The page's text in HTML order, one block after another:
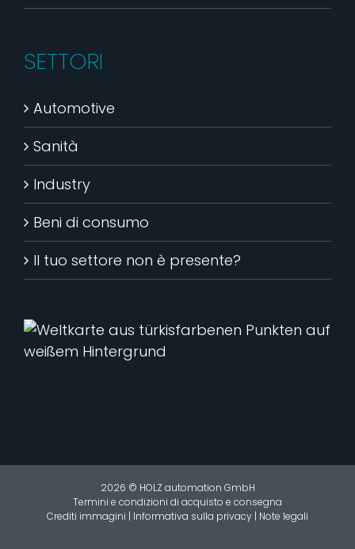
SETTORI
Automotive
Sanità
Industry
Beni di consumo
Il tuo settore non è presente?
2026 © HOLZ automation GmbH
Termini e condizioni di acquisto e consegna
Crediti immagini | Informativa sulla privacy | Note legali